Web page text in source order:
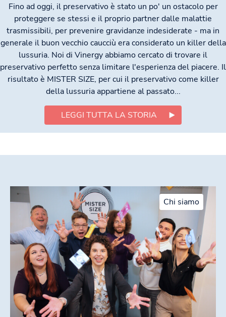
Fino ad oggi, il preservativo è stato un po' un ostacolo per
proteggere se stessi e il proprio partner dalle malattie
trasmissibili, per prevenire gravidanze indesiderate - ma in
generale il buon vecchio caucciù era considerato un killer della
lussuria. Noi di Vinergy abbiamo cercato di trovare il
preservativo perfetto senza limitare l'esperienza del piacere. Il
risultato è MISTER SIZE, per cui il preservativo come killer
della lussuria appartiene al passato...
LEGGI TUTTA LA STORIA
Chi siamo